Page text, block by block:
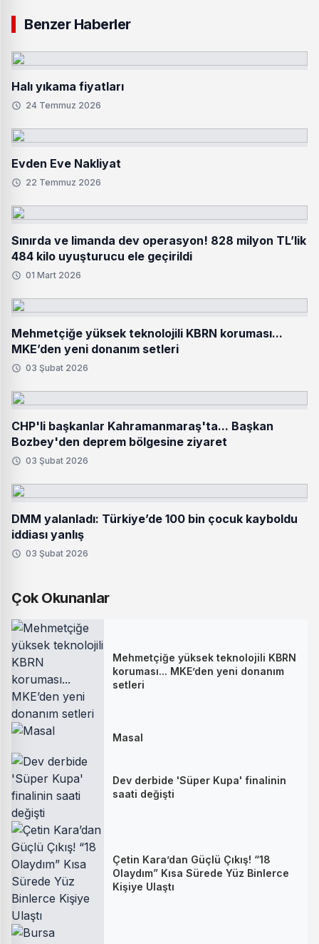
Benzer Haberler
Halı yıkama fiyatları
24 Temmuz 2026
Evden Eve Nakliyat
22 Temmuz 2026
Sınırda ve limanda dev operasyon! 828 milyon TL’lik
484 kilo uyuşturucu ele geçirildi
01 Mart 2026
Mehmetçiğe yüksek teknolojili KBRN koruması...
MKE’den yeni donanım setleri
03 Şubat 2026
CHP'li başkanlar Kahramanmaraş'ta... Başkan
Bozbey'den deprem bölgesine ziyaret
03 Şubat 2026
DMM yalanladı: Türkiye’de 100 bin çocuk kayboldu
iddiası yanlış
03 Şubat 2026
Çok Okunanlar
Mehmetçiğe yüksek teknolojili KBRN
koruması... MKE’den yeni donanım
setleri
Masal
Dev derbide 'Süper Kupa' finalinin
saati değişti
Çetin Kara’dan Güçlü Çıkış! “18
Olaydım” Kısa Sürede Yüz Binlerce
Kişiye Ulaştı